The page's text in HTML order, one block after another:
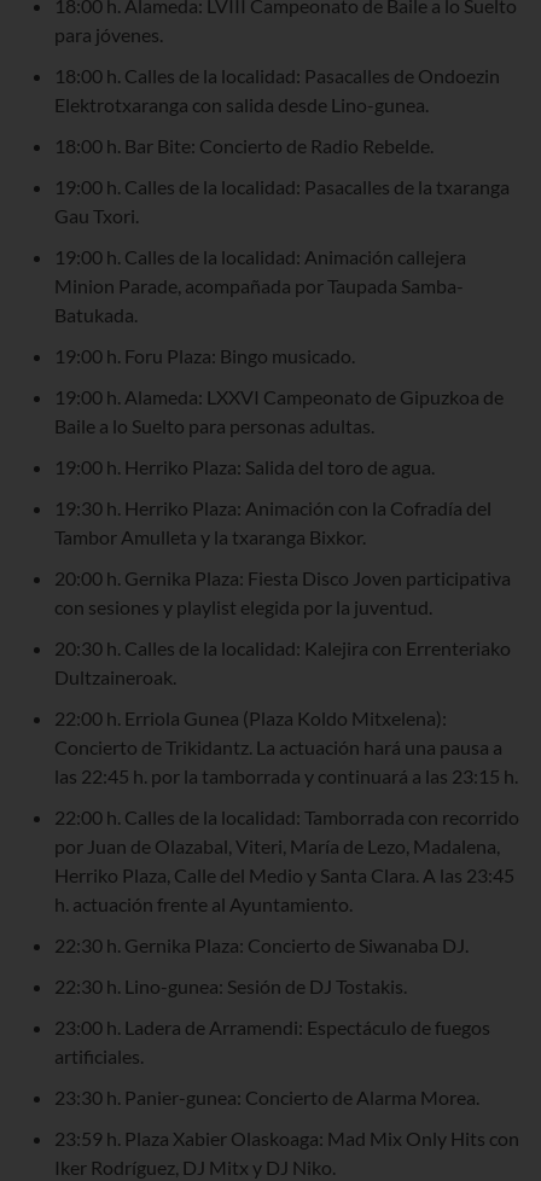
18:00 h. Alameda: LVIII Campeonato de Baile a lo Suelto
para jóvenes.
18:00 h. Calles de la localidad: Pasacalles de Ondoezin
Elektrotxaranga con salida desde Lino-gunea.
18:00 h. Bar Bite: Concierto de Radio Rebelde.
19:00 h. Calles de la localidad: Pasacalles de la txaranga
Gau Txori.
19:00 h. Calles de la localidad: Animación callejera
Minion Parade, acompañada por Taupada Samba-
Batukada.
19:00 h. Foru Plaza: Bingo musicado.
19:00 h. Alameda: LXXVI Campeonato de Gipuzkoa de
Baile a lo Suelto para personas adultas.
19:00 h. Herriko Plaza: Salida del toro de agua.
19:30 h. Herriko Plaza: Animación con la Cofradía del
Tambor Amulleta y la txaranga Bixkor.
20:00 h. Gernika Plaza: Fiesta Disco Joven participativa
con sesiones y playlist elegida por la juventud.
20:30 h. Calles de la localidad: Kalejira con Errenteriako
Dultzaineroak.
22:00 h. Erriola Gunea (Plaza Koldo Mitxelena):
Concierto de Trikidantz. La actuación hará una pausa a
las 22:45 h. por la tamborrada y continuará a las 23:15 h.
22:00 h. Calles de la localidad: Tamborrada con recorrido
por Juan de Olazabal, Viteri, María de Lezo, Madalena,
Herriko Plaza, Calle del Medio y Santa Clara. A las 23:45
h. actuación frente al Ayuntamiento.
22:30 h. Gernika Plaza: Concierto de Siwanaba DJ.
22:30 h. Lino-gunea: Sesión de DJ Tostakis.
23:00 h. Ladera de Arramendi: Espectáculo de fuegos
artificiales.
23:30 h. Panier-gunea: Concierto de Alarma Morea.
23:59 h. Plaza Xabier Olaskoaga: Mad Mix Only Hits con
Iker Rodríguez, DJ Mitx y DJ Niko.